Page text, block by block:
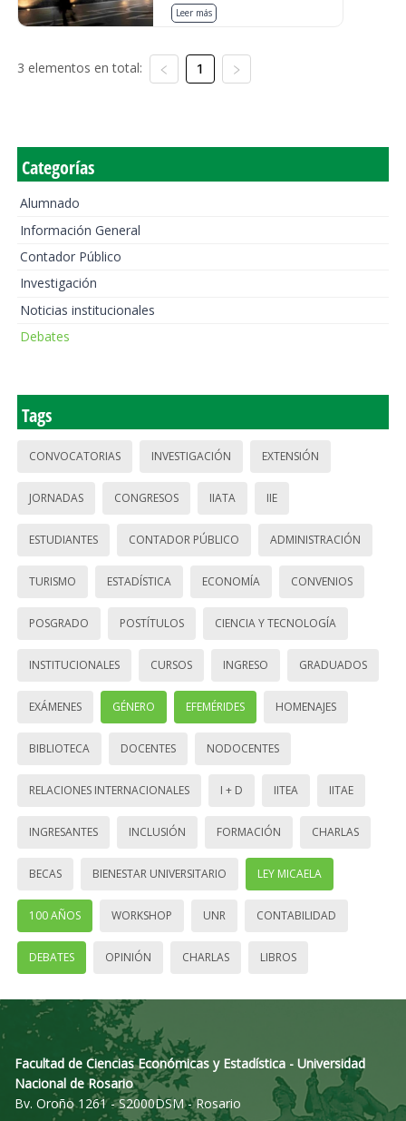
Leer más
3 elementos en total: 1
Categorías
Alumnado
Información General
Contador Público
Investigación
Noticias institucionales
Debates
Tags
CONVOCATORIAS INVESTIGACIÓN EXTENSIÓN
JORNADAS CONGRESOS IIATA IIE
ESTUDIANTES CONTADOR PÚBLICO ADMINISTRACIÓN
TURISMO ESTADÍSTICA ECONOMÍA CONVENIOS
POSGRADO POSTÍTULOS CIENCIA Y TECNOLOGÍA
INSTITUCIONALES CURSOS INGRESO GRADUADOS
EXÁMENES GÉNERO EFEMÉRIDES HOMENAJES
BIBLIOTECA DOCENTES NODOCENTES
RELACIONES INTERNACIONALES I + D IITEA IITAE
INGRESANTES INCLUSIÓN FORMACIÓN CHARLAS
BECAS BIENESTAR UNIVERSITARIO LEY MICAELA
100 AÑOS WORKSHOP UNR CONTABILIDAD
DEBATES OPINIÓN CHARLAS LIBROS
Facultad de Ciencias Económicas y Estadística - Universidad
Nacional de Rosario
Bv. Oroño 1261 - S2000DSM - Rosario